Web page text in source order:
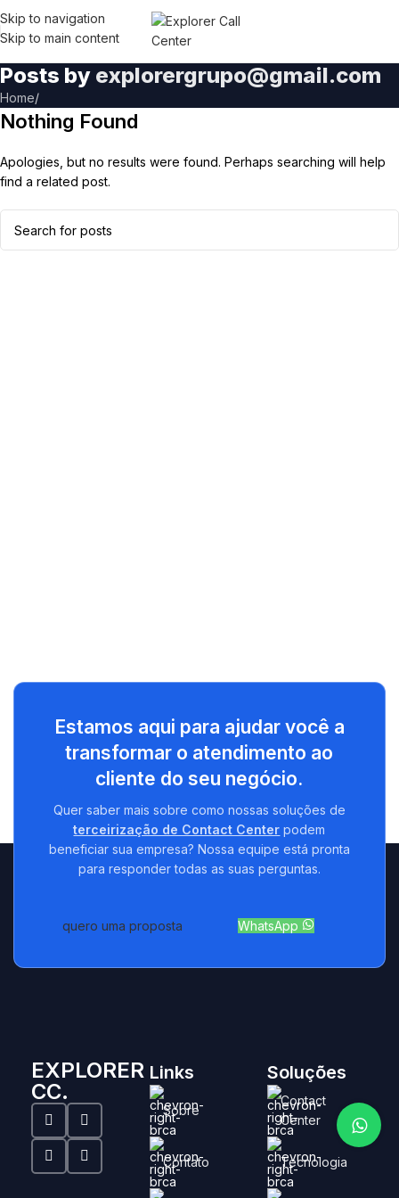
Skip to navigation
Skip to main content
Posts by explorergrupo@gmail.com
Home/
Nothing Found
Apologies, but no results were found. Perhaps searching will help
find a related post.
Estamos aqui para ajudar você a
transformar o atendimento ao
cliente do seu negócio.
Quer saber mais sobre como nossas soluções de
terceirização de Contact Center podem
beneficiar sua empresa? Nossa equipe está pronta
para responder todas as suas perguntas.
quero uma proposta WhatsApp
EXPLORER
CC.
Links
Sobre
Contato
Soluções
Contact
Center
Tecnologia